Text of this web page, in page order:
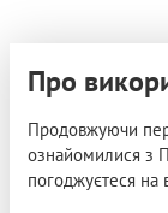
Про
Продовжуючи
ознайомилися з
погоджуєтеся на